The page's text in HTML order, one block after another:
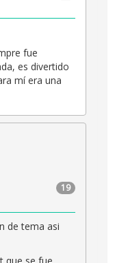
fue
es divertido
mí era una
19
de tema asi
que se fue